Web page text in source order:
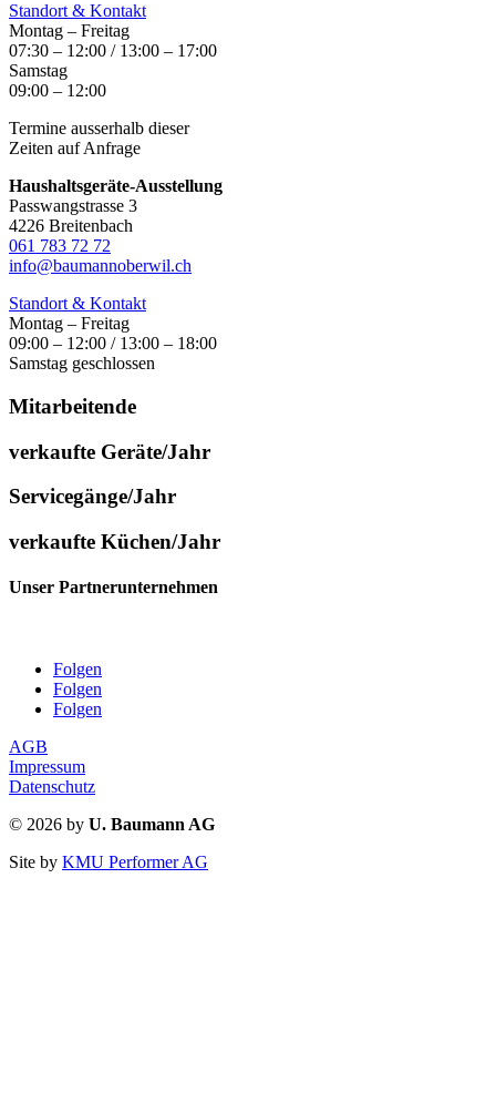
Standort & Kontakt
Montag – Freitag
07:30 – 12:00 / 13:00 – 17:00
Samstag
09:00 – 12:00
Termine ausserhalb dieser
Zeiten auf Anfrage
Haushaltsgeräte-Ausstellung
Passwangstrasse 3
4226 Breitenbach
061 783 72 72
info@baumannoberwil.ch
Standort & Kontakt
Montag – Freitag
09:00 – 12:00 / 13:00 – 18:00
Samstag geschlossen
Mitarbeitende
verkaufte Geräte/Jahr
Servicegänge/Jahr
verkaufte Küchen/Jahr
Unser Partnerunternehmen
Folgen
Folgen
Folgen
AGB
Impressum
Datenschutz
© 2026 by U. Baumann AG
Site by KMU Performer AG